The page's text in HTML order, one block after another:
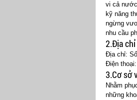
vi cả
kỹ năng
ngừng
nhu cầu
2.Địa
Địa chỉ:
Điện
3.Cơ sở
Nhằm
những